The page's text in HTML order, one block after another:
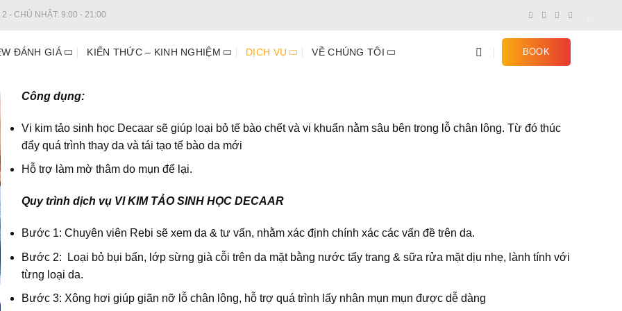
- CHỦ NHẬT: 9:00 - 21:00
ĐÁNH GIÁ KIẾN THỨC – KINH NGHIỆM DỊCH VỤ VỀ CHÚNG TÔI BOOK
Công dụng:
Vi kim tảo sinh học Decaar sẽ giúp loại bỏ tế bào chết và vi khuẩn nằm sâu bên trong lỗ chân lông. Từ đó thúc
đẩy quá trình thay da và tái tạo tế bào da mới
Hỗ trợ làm mờ thâm do mụn để lại.
Quy trình dịch vụ VI KIM TẢO SINH HỌC DECAAR
Bước 1: Chuyên viên Rebi sẽ xem da & tư vấn, nhằm xác định chính xác các vấn đề trên da.
Bước 2: Loại bỏ bụi bẩn, lớp sừng già cỗi trên da mặt bằng nước tẩy trang & sữa rửa mặt dịu nhẹ, lành tính với
từng loại da.
Bước 3: Xông hơi giúp giãn nỡ lỗ chân lông, hỗ trợ quá trình lấy nhân mụn mụn được dễ dàng